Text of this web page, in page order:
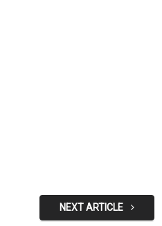
NEXT ARTICLE